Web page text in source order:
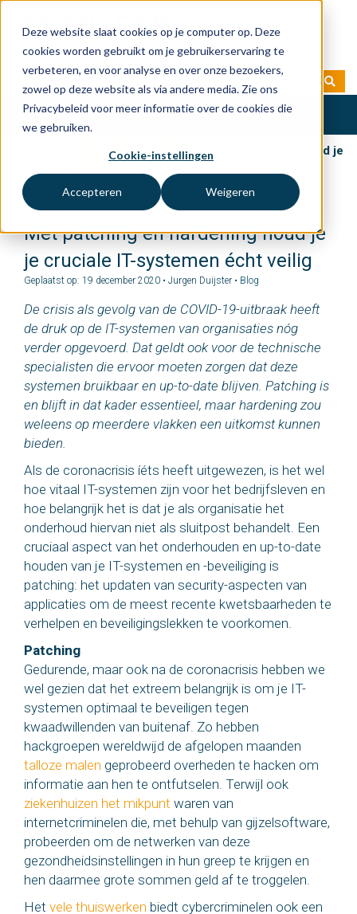
Deze website slaat cookies op je computer op. Deze
cookies worden gebruikt om je gebruikerservaring te
verbeteren, en voor analyse en over onze bezoekers,
zowel op deze website als via andere media. Zie ons
Privacybeleid voor meer informatie over de cookies die
we gebruiken.
Cookie-instellingen
Accepteren Weigeren
Toggle
navigation
»Blog» Met patching en hardening houd je
Met patching en hardening houd je
je cruciale IT-systemen écht veilig
Geplaatst op: 19 december 2020 • Jurgen Duijster • Blog
De crisis als gevolg van de COVID-19-uitbraak heeft
de druk op de IT-systemen van organisaties nóg
verder opgevoerd. Dat geldt ook voor de technische
specialisten die ervoor moeten zorgen dat deze
systemen bruikbaar en up-to-date blijven. Patching is
en blijft in dat kader essentieel, maar hardening zou
weleens op meerdere vlakken een uitkomst kunnen
bieden.
Als de coronacrisis íéts heeft uitgewezen, is het wel
hoe vitaal IT-systemen zijn voor het bedrijfsleven en
hoe belangrijk het is dat je als organisatie het
onderhoud hiervan niet als sluitpost behandelt. Een
cruciaal aspect van het onderhouden en up-to-date
houden van je IT-systemen en -beveiliging is
patching: het updaten van security-aspecten van
applicaties om de meest recente kwetsbaarheden te
verhelpen en beveiligingslekken te voorkomen.
Patching
Gedurende, maar ook na de coronacrisis hebben we
wel gezien dat het extreem belangrijk is om je IT-
systemen optimaal te beveiligen tegen
kwaadwillenden van buitenaf. Zo hebben
hackgroepen wereldwijd de afgelopen maanden
talloze malen geprobeerd overheden te hacken om
informatie aan hen te ontfutselen. Terwijl ook
ziekenhuizen het mikpunt waren van
internetcriminelen die, met behulp van gijzelsoftware,
probeerden om de netwerken van deze
gezondheidsinstellingen in hun greep te krijgen en
hen daarmee grote sommen geld af te troggelen.
Het vele thuiswerken biedt cybercriminelen ook een